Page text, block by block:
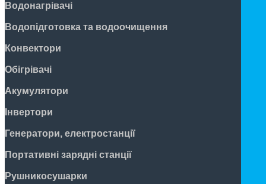
Водонагрівачі
Водопідготовка та водоочищення
Конвектори
Обігрівачі
Акумулятори
Інвертори
Генератори, електростанції
Портативні зарядні станції
Рушникосушарки